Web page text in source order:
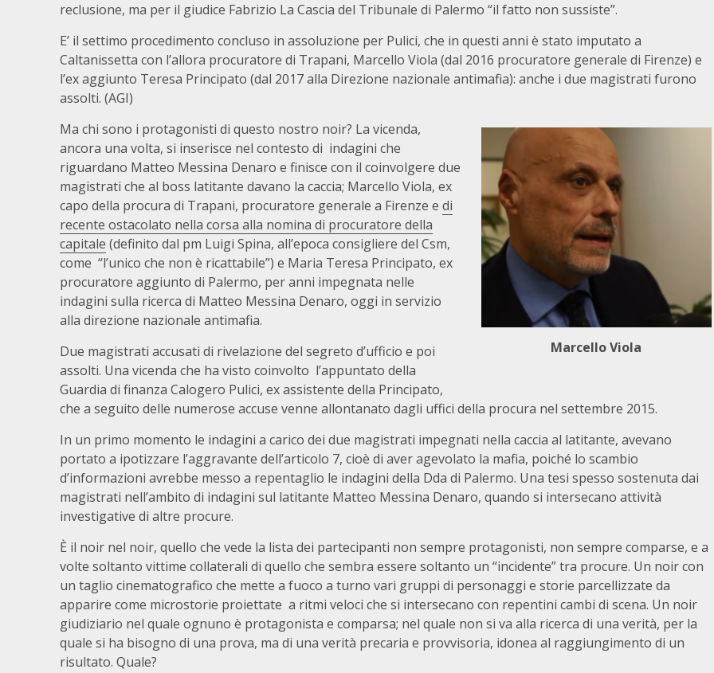
reclusione, ma per il giudice Fabrizio La Cascia del Tribunale di Palermo “il fatto non sussiste”.
E’ il settimo procedimento concluso in assoluzione per Pulici, che in questi anni è stato imputato a
Caltanissetta con l’allora procuratore di Trapani, Marcello Viola (dal 2016 procuratore generale di Firenze) e
l’ex aggiunto Teresa Principato (dal 2017 alla Direzione nazionale antimafia): anche i due magistrati furono
assolti. (AGI)
Marcello Viola
Ma chi sono i protagonisti di questo nostro noir? La vicenda,
ancora una volta, si inserisce nel contesto di indagini che
riguardano Matteo Messina Denaro e finisce con il coinvolgere due
magistrati che al boss latitante davano la caccia; Marcello Viola, ex
capo della procura di Trapani, procuratore generale a Firenze e di
recente ostacolato nella corsa alla nomina di procuratore della
capitale (definito dal pm Luigi Spina, all’epoca consigliere del Csm,
come “l’unico che non è ricattabile”) e Maria Teresa Principato, ex
procuratore aggiunto di Palermo, per anni impegnata nelle
indagini sulla ricerca di Matteo Messina Denaro, oggi in servizio
alla direzione nazionale antimafia.
Due magistrati accusati di rivelazione del segreto d’ufficio e poi
assolti. Una vicenda che ha visto coinvolto l’appuntato della
Guardia di finanza Calogero Pulici, ex assistente della Principato,
che a seguito delle numerose accuse venne allontanato dagli uffici della procura nel settembre 2015.
In un primo momento le indagini a carico dei due magistrati impegnati nella caccia al latitante, avevano
portato a ipotizzare l’aggravante dell’articolo 7, cioè di aver agevolato la mafia, poiché lo scambio
d’informazioni avrebbe messo a repentaglio le indagini della Dda di Palermo. Una tesi spesso sostenuta dai
magistrati nell’ambito di indagini sul latitante Matteo Messina Denaro, quando si intersecano attività
investigative di altre procure.
È il noir nel noir, quello che vede la lista dei partecipanti non sempre protagonisti, non sempre comparse, e a
volte soltanto vittime collaterali di quello che sembra essere soltanto un “incidente” tra procure. Un noir con
un taglio cinematografico che mette a fuoco a turno vari gruppi di personaggi e storie parcellizzate da
apparire come microstorie proiettate a ritmi veloci che si intersecano con repentini cambi di scena. Un noir
giudiziario nel quale ognuno è protagonista e comparsa; nel quale non si va alla ricerca di una verità, per la
quale si ha bisogno di una prova, ma di una verità precaria e provvisoria, idonea al raggiungimento di un
risultato. Quale?